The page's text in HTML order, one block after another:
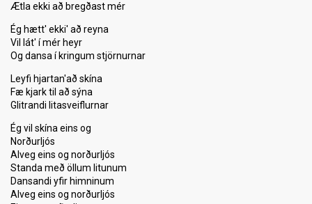
Ætla ekki að bregðast mér
Ég hætt' ekki' að reyna
Vil lát' í mér heyr
Og dansa í kringum stjörnurnar
Leyfi hjartan'að skína
Fæ kjark til að sýna
Glitrandi litasveiflurnar
Ég vil skína eins og
Norðurljós
Alveg eins og norðurljós
Standa með öllum litunum
Dansandi yfir himninum
Alveg eins og norðurljós